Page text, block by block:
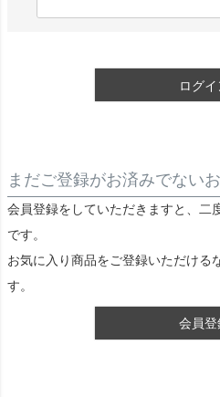
)
須
ログイ
まだご登録がお済みでない
会員登録をしていただきますと、二
です。
お気に入り商品をご登録いただける
す。
会員登